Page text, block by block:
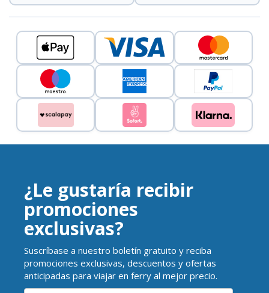
¿Le gustaría recibir
promociones
exclusivas?
Suscríbase a nuestro boletín gratuito y reciba
promociones exclusivas, descuentos y ofertas
anticipadas para viajar en ferry al mejor precio.